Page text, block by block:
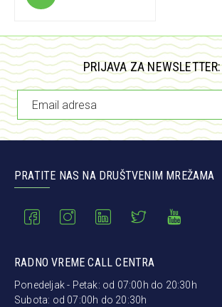
PRIJAVA ZA NEWSLETTER:
PRATITE NAS NA DRUŠTVENIM MREŽAMA
RADNO VREME CALL CENTRA
Ponedeljak - Petak: od 07:00h do 20:30h
Subota: od 07:00h do 20:30h